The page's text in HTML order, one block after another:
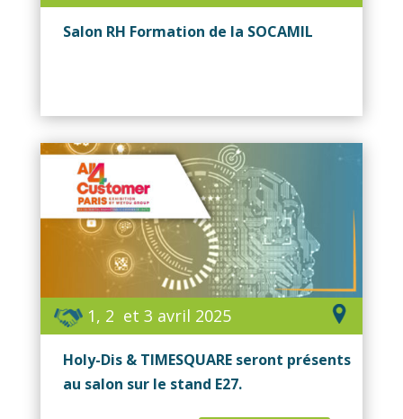
Salon RH Formation de la SOCAMIL
1, 2 et 3 avril 2025
Holy-Dis & TIMESQUARE seront présents
au salon sur le stand E27.